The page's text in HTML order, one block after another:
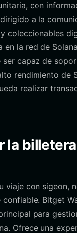
con
a la
coleccionables
en la red de
ser capaz de
rendimiento de
realizar
la
viaje con sigeon,
confiable. Bitget
para
Ofrece una